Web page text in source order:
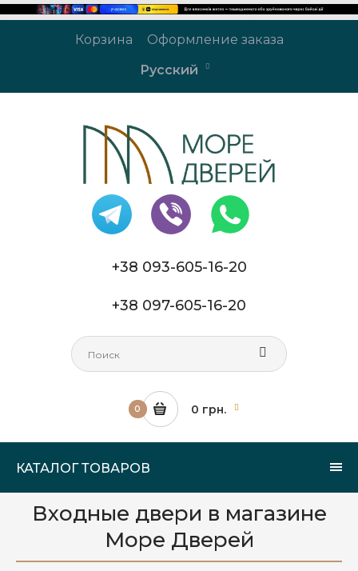
Корзина
Оформление заказа
Русский
+38 093-605-16-20
+38 097-605-16-20
0 0 грн.
КАТАЛОГ ТОВАРОВ
Входные двери в магазине
Море Дверей